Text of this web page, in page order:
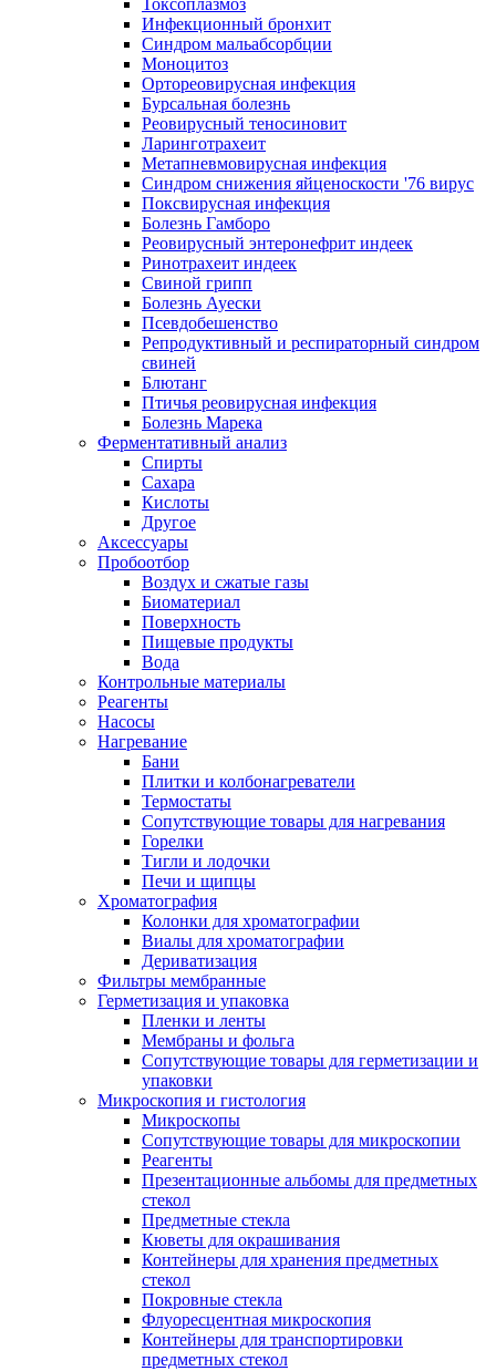
Токсоплазмоз
Инфекционный бронхит
Синдром мальабсорбции
Моноцитоз
Ортореовирусная инфекция
Бурсальная болезнь
Реовирусный теносиновит
Ларинготрахеит
Метапневмовирусная инфекция
Синдром снижения яйценоскости '76 вирус
Поксвирусная инфекция
Болезнь Гамборо
Реовирусный энтеронефрит индеек
Ринотрахеит индеек
Свиной грипп
Болезнь Ауески
Псевдобешенство
Репродуктивный и респираторный синдром
свиней
Блютанг
Птичья реовирусная инфекция
Болезнь Марека
Ферментативный анализ
Спирты
Сахара
Кислоты
Другое
Аксессуары
Пробоотбор
Воздух и сжатые газы
Биоматериал
Поверхность
Пищевые продукты
Вода
Контрольные материалы
Реагенты
Насосы
Нагревание
Бани
Плитки и колбонагреватели
Термостаты
Сопутствующие товары для нагревания
Горелки
Тигли и лодочки
Печи и щипцы
Хроматография
Колонки для хроматографии
Виалы для хроматографии
Дериватизация
Фильтры мембранные
Герметизация и упаковка
Пленки и ленты
Мембраны и фольга
Сопутствующие товары для герметизации и
упаковки
Микроскопия и гистология
Микроскопы
Сопутствующие товары для микроскопии
Реагенты
Презентационные альбомы для предметных
стекол
Предметные стекла
Кюветы для окрашивания
Контейнеры для хранения предметных
стекол
Покровные стекла
Флуоресцентная микроскопия
Контейнеры для транспортировки
предметных стекол